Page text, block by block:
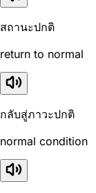
สถานะปกติ
return to normal
กลับสู่ภาวะปกติ
normal condition